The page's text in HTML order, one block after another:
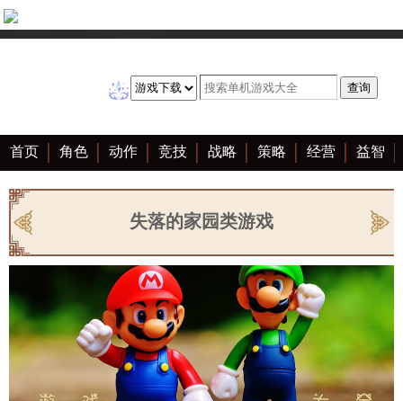
首页 角色 动作 竞技 战略 策略 经营 益智
冒险 棋牌 赛车 音乐 恋爱 单机 大全
失落的家园类游戏